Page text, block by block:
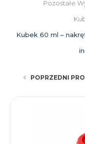
Pozostałe
Kubek 60 ml –
POPRZEDNI